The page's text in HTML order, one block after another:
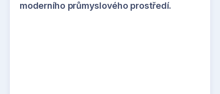
moderního průmyslového prostředí.